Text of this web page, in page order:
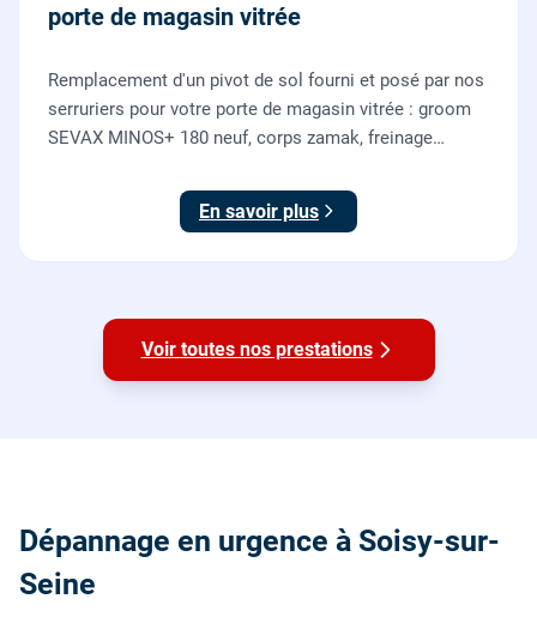
porte de magasin vitrée
Remplacement d'un pivot de sol fourni et posé par nos
serruriers pour votre porte de magasin vitrée : groom
SEVAX MINOS+ 180 neuf, corps zamak, freinage
sol, réglage et essais. 995 euros HT (1194 TTC).
En savoir plus
Voir toutes nos prestations
Dépannage en urgence à Soisy-sur-
Seine